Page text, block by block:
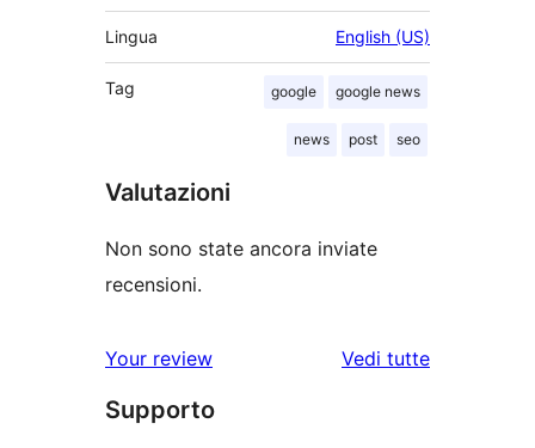
Lingua English (US)
Tag google google news
news post seo
Valutazioni
Non sono state ancora inviate
recensioni.
Your review Vedi tuttele
Supporto